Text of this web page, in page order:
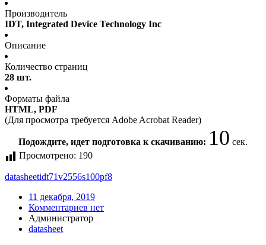
Производитель
IDT, Integrated Device Technology Inc
Описание
Количество страниц
28 шт.
Форматы файла
HTML, PDF
(Для просмотра требуется Adobe Acrobat Reader)
Подождите, идет подготовка к скачиванию:9сек.
Просмотрено: 190
datasheetidt71v2556s100pf8
11 декабря, 2019
Комментариев нет
Администратор
datasheet